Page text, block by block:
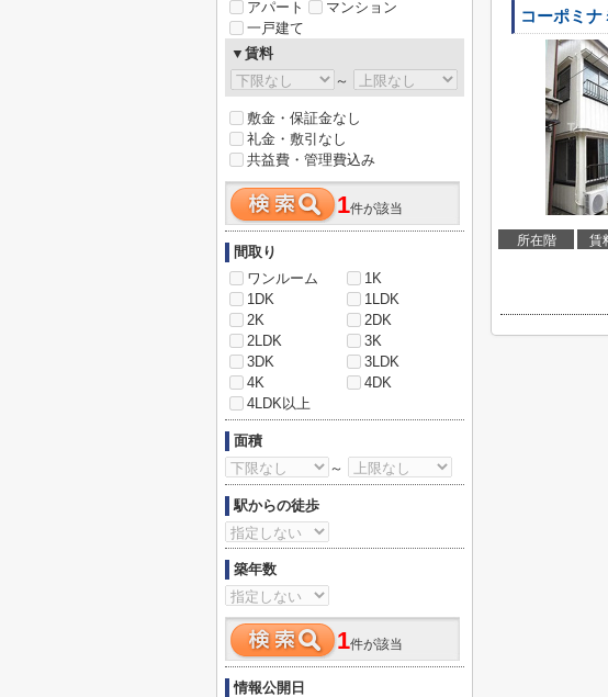
コーポミナ
所在階 賃
アパート
マンション
一戸建て
▼賃料
～
敷金・保証金なし
礼金・敷引なし
共益費・管理費込み
1件が該当
間取り
ワンルーム
1K
1DK
1LDK
2K
2DK
2LDK
3K
3DK
3LDK
4K
4DK
4LDK以上
面積
～
駅からの徒歩
築年数
1件が該当
情報公開日